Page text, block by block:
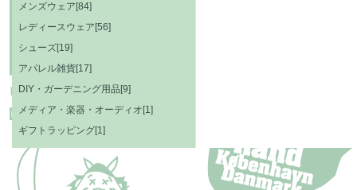
メンズウェア[84]
レディースウェア[56]
シューズ[19]
アパレル雑貨[17]
DIY・ガーデニング用品[9]
メディア・楽器・オーディオ[1]
ギフトラッピング[1]